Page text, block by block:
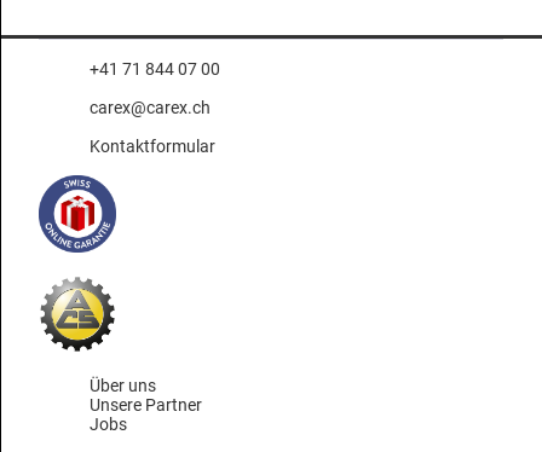
+41 71 844 07 00
carex@carex.ch
Kontaktformular
Über uns
Unsere Partner
Jobs